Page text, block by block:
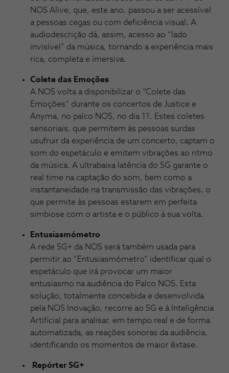
NOS Alive, que, este ano, passou a ser acessível
a pessoas cegas ou com deficiência visual. A
audiodescrição dá, assim, acesso ao “lado
invisível” da música, tornando a experiência mais
rica, completa e imersiva.
Colete das Emoções
A NOS volta a disponibilizar o “Colete das
Emoções” durante os concertos de Justice e
Anyma, no palco NOS, no dia 11. Estes coletes
sensoriais, que permitem às pessoas surdas
usufruir da experiência de um concerto, captam o
som do espetáculo e emitem vibrações ao ritmo
da música. A ultrabaixa latência do 5G garante o
real time na captação do som, bem como a
instantaneidade na transmissão das vibrações, o
que permite às pessoas estarem em perfeita
simbiose com o artista e o público à sua volta.
Entusiasmómetro
A rede 5G+ da NOS será também usada para
permitir ao “Entusiasmómetro” identificar qual o
espetáculo que irá provocar um maior
entusiasmo na audiência do Palco NOS. Esta
solução, totalmente concebida e desenvolvida
pela NOS Inovação, recorre ao 5G e à Inteligência
Artificial para analisar, em tempo real e de forma
automatizada, as reações sonoras da audiência,
identificando os momentos de maior êxtase.
Repórter 5G+